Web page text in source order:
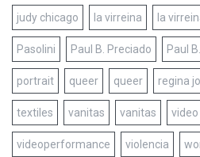
judy chicago la virreina la
Pasolini Paul B. Preciado Paul
portrait queer queer regina
textiles vanitas vanitas
videoperformance violencia